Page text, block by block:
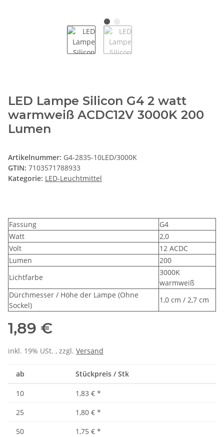
LED Lampe Silicon G4 2 watt
warmweiß ACDC12V 3000K 200
Lumen
Artikelnummer: G4-2835-10LED/3000K
GTIN: 7103571788933
Kategorie: LED-Leuchtmittel
Fassung
G4
Watt
2,0
Volt
12 ACDC
Lumen
200
Lichtfarbe
3000K
warmweiß
Dürchmesser / Höhe der Lampe (Ohne
Sockel)
1,0 cm / 2,7 cm
1,89 €
inkl. 19% USt. , zzgl. Versand
ab Stückpreis / Stk
10 1,83 € *
25
1,80 € *
50
1,75 € *